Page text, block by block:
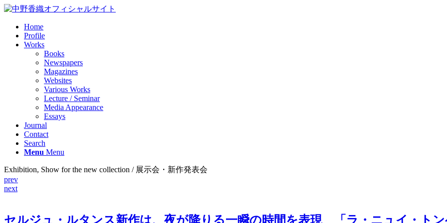
Home
Profile
Works
Books
Newspapers
Magazines
Websites
Various Works
Lecture / Seminar
Media Appearance
Essays
Journal
Contact
Search
Menu Menu
Exhibition, Show for the new collection / 展示会・新作発表会
prev
next
セルジュ・ルタンス新作は、夜が降りる一瞬の時間を表現 「ラ・ニュイ・ト